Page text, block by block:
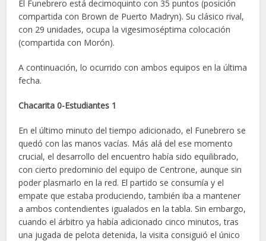
El Funebrero está decimoquinto con 35 puntos (posición
compartida con Brown de Puerto Madryn). Su clásico rival,
con 29 unidades, ocupa la vigesimoséptima colocación
(compartida con Morón).
A continuación, lo ocurrido con ambos equipos en la última
fecha.
Chacarita 0-Estudiantes 1
En el último minuto del tiempo adicionado, el Funebrero se
quedó con las manos vacías. Más alá del ese momento
crucial, el desarrollo del encuentro había sido equilibrado,
con cierto predominio del equipo de Centrone, aunque sin
poder plasmarlo en la red. El partido se consumía y el
empate que estaba produciendo, también iba a mantener
a ambos contendientes igualados en la tabla. Sin embargo,
cuando el árbitro ya había adicionado cinco minutos, tras
una jugada de pelota detenida, la visita consiguió el único